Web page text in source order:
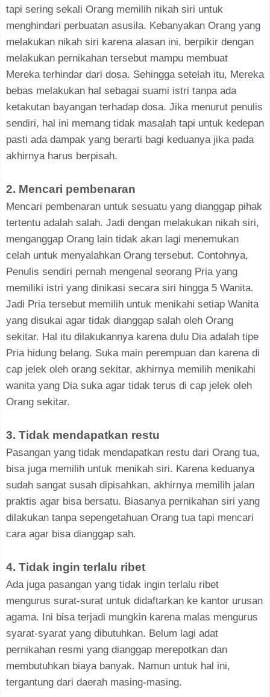
tapi sering sekali Orang memilih nikah siri untuk
menghindari perbuatan asusila. Kebanyakan Orang yang
melakukan nikah siri karena alasan ini, berpikir dengan
melakukan pernikahan tersebut mampu membuat
Mereka terhindar dari dosa. Sehingga setelah itu, Mereka
bebas melakukan hal sebagai suami istri tanpa ada
ketakutan bayangan terhadap dosa. Jika menurut penulis
sendiri, hal ini memang tidak masalah tapi untuk kedepan
pasti ada dampak yang berarti bagi keduanya jika pada
akhirnya harus berpisah.
2. Mencari pembenaran
Mencari pembenaran untuk sesuatu yang dianggap pihak
tertentu adalah salah. Jadi dengan melakukan nikah siri,
menganggap Orang lain tidak akan lagi menemukan
celah untuk menyalahkan Orang tersebut. Contohnya,
Penulis sendiri pernah mengenal seorang Pria yang
memiliki istri yang dinikasi secara siri hingga 5 Wanita.
Jadi Pria tersebut memilih untuk menikahi setiap Wanita
yang disukai agar tidak dianggap salah oleh Orang
sekitar. Hal itu dilakukannya karena dulu Dia adalah tipe
Pria hidung belang. Suka main perempuan dan karena di
cap jelek oleh orang sekitar, akhirnya memilih menikahi
wanita yang Dia suka agar tidak terus di cap jelek oleh
Orang sekitar.
3. Tidak mendapatkan restu
Pasangan yang tidak mendapatkan restu dari Orang tua,
bisa juga memilih untuk menikah siri. Karena keduanya
sudah sangat susah dipisahkan, akhirnya memilih jalan
praktis agar bisa bersatu. Biasanya pernikahan siri yang
dilakukan tanpa sepengetahuan Orang tua tapi mencari
cara agar bisa dianggap sah.
4. Tidak ingin terlalu ribet
Ada juga pasangan yang tidak ingin terlalu ribet
mengurus surat-surat untuk didaftarkan ke kantor urusan
agama. Ini bisa terjadi mungkin karena malas mengurus
syarat-syarat yang dibutuhkan. Belum lagi adat
pernikahan resmi yang dianggap merepotkan dan
membutuhkan biaya banyak. Namun untuk hal ini,
tergantung dari daerah masing-masing.